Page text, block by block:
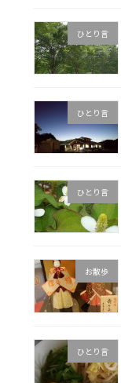
ひとり言
ひとり言
ひとり言
お散歩
ひとり言